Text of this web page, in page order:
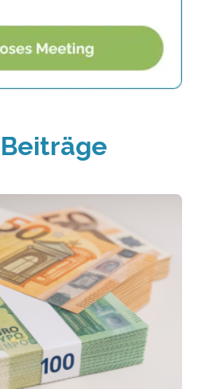
Beiträge